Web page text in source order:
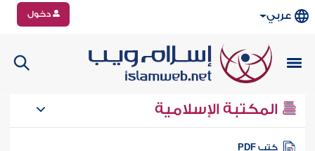
عربي دخول
المكتبة الإسلامية